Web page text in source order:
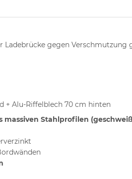
Ladebrücke gegen Verschmutzung
+ Alu-Riffelblech 70 cm hinten
Stahlprofilen